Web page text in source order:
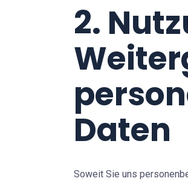
2.
Daten
Soweit Sie uns